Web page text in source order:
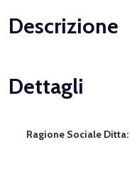
Descrizione
Dettagli
Ragione Sociale Ditta: